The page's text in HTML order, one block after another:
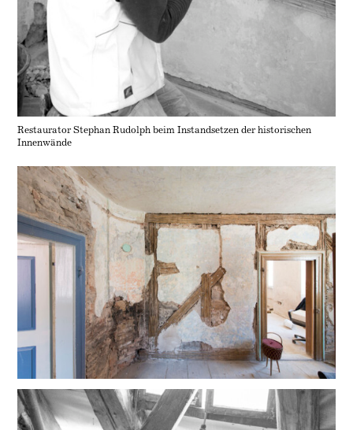
Restaurator Stephan Rudolph beim Instandsetzen der historischen
Innenwände